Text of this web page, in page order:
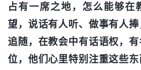
占有一席之地，怎么能够在
望，说话有人听、做事有人
追随，在教会中有话语权，
位，他们心里特别注重这些